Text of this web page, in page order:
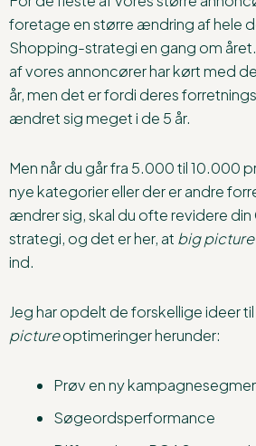
foretage en større ændring af hele
Shopping-strategi en gang om
af vores annoncører har kørt med
år, men det er fordi deres
ændret sig meget i de 5 år.
Men når du går fra 5.000 til 10.000
nye kategorier eller der er andre
ændrer sig, skal du ofte revidere
strategi, og det er her, at big picture
ind.
Jeg har opdelt de forskellige ideer til
pictureoptimeringer herunder:
Prøv en ny
Søgeordsperformance